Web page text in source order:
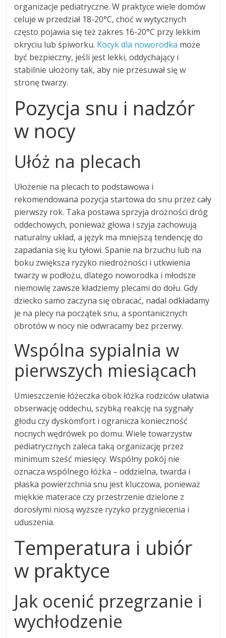
organizacje pediatryczne. W praktyce wiele domów
celuje w przedział 18-20°C, choć w wytycznych
często pojawia się też zakres 16-20°C przy lekkim
okryciu lub śpiworku. Kocyk dla noworodka może
być bezpieczny, jeśli jest lekki, oddychający i
stabilnie ułożony tak, aby nie przesuwał się w
stronę twarzy.
Pozycja snu i nadzór
w nocy
Ułóż na plecach
Ułożenie na plecach to podstawowa i
rekomendowana pozycja startowa do snu przez cały
pierwszy rok. Taka postawa sprzyja drożności dróg
oddechowych, ponieważ głowa i szyja zachowują
naturalny układ, a język ma mniejszą tendencję do
zapadania się ku tyłowi. Spanie na brzuchu lub na
boku zwiększa ryzyko niedrożności i utkwienia
twarzy w podłożu, dlatego noworodka i młodsze
niemowlę zawsze kładziemy plecami do dołu. Gdy
dziecko samo zaczyna się obracać, nadal odkładamy
je na plecy na początek snu, a spontanicznych
obrotów w nocy nie odwracamy bez przerwy.
Wspólna sypialnia w
pierwszych miesiącach
Umieszczenie łóżeczka obok łóżka rodziców ułatwia
obserwację oddechu, szybką reakcję na sygnały
głodu czy dyskomfort i ogranicza konieczność
nocnych wędrówek po domu. Wiele towarzystw
pediatrycznych zaleca taką organizację przez
minimum sześć miesięcy. Wspólny pokój nie
oznacza wspólnego łóżka – oddzielna, twarda i
płaska powierzchnia snu jest kluczowa, ponieważ
miękkie materace czy przestrzenie dzielone z
dorosłymi niosą wyższe ryzyko przygniecenia i
uduszenia.
Temperatura i ubiór
w praktyce
Jak ocenić przegrzanie i
wychłodzenie